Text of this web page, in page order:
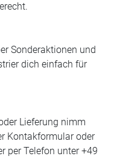
Sonderaktionen und
dich einfach für
Lieferung nimm
Kontakformular oder
per Telefon unter +49